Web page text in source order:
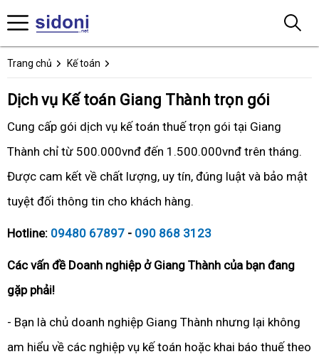
Trang chủ Kế toán
Dịch vụ Kế toán Giang Thành trọn gói
Cung cấp gói dịch vụ kế toán thuế trọn gói tại Giang
Thành chỉ từ 500.000vnđ đến 1.500.000vnđ trên tháng.
Được cam kết về chất lượng, uy tín, đúng luật và bảo mật
tuyệt đối thông tin cho khách hàng.
Hotline: 09480 67897 - 090 868 3123
Các vấn đề Doanh nghiệp ở Giang Thành của bạn đang
gặp phải!
- Bạn là chủ doanh nghiệp Giang Thành nhưng lại không
am hiểu về các nghiệp vụ kế toán hoặc khai báo thuế theo